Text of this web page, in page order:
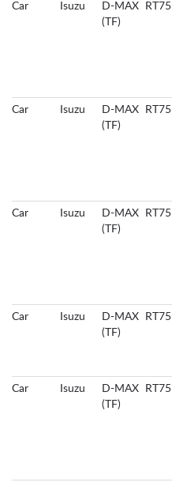
Car Isuzu
D-MAX
(TF)
RT75
Car Isuzu
D-MAX
(TF)
RT75
Car Isuzu
D-MAX
(TF)
RT75
Car Isuzu
D-MAX
(TF)
RT75
Car Isuzu
D-MAX
(TF)
RT75